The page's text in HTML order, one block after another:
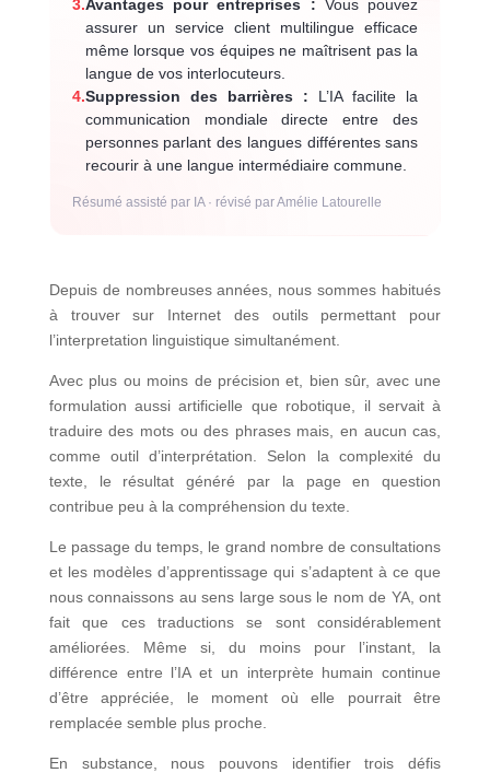
3.Avantages pour entreprises : Vous pouvez
assurer un service client multilingue efficace
même lorsque vos équipes ne maîtrisent pas la
langue de vos interlocuteurs.
4.Suppression des barrières : L’IA facilite la
communication mondiale directe entre des
personnes parlant des langues différentes sans
recourir à une langue intermédiaire commune.
Résumé assisté par IA · révisé par Amélie Latourelle
Depuis de nombreuses années, nous sommes habitués
à trouver sur Internet des outils permettant pour
l’interpretation linguistique simultanément.
Avec plus ou moins de précision et, bien sûr, avec une
formulation aussi artificielle que robotique, il servait à
traduire des mots ou des phrases mais, en aucun cas,
comme outil d’interprétation. Selon la complexité du
texte, le résultat généré par la page en question
contribue peu à la compréhension du texte.
Le passage du temps, le grand nombre de consultations
et les modèles d’apprentissage qui s’adaptent à ce que
nous connaissons au sens large sous le nom de YA, ont
fait que ces traductions se sont considérablement
améliorées. Même si, du moins pour l’instant, la
différence entre l’IA et un interprète humain continue
d’être appréciée, le moment où elle pourrait être
remplacée semble plus proche.
En substance, nous pouvons identifier trois défis